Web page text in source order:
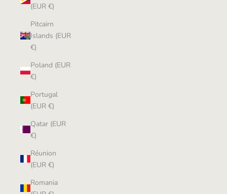
(EUR €)
Pitcairn
Islands (EUR
€)
Poland (EUR
€)
Portugal
(EUR €)
Qatar (EUR
€)
Réunion
(EUR €)
Romania